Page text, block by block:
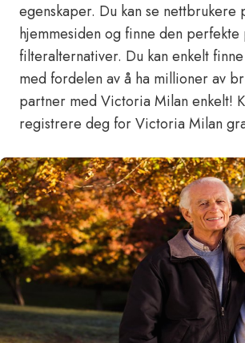
egenskaper. Du kan se nettbrukere
hjemmesiden og finne den
filteralternativer. Du kan enkelt
med fordelen av å ha millioner av
partner med Victoria Milan enkelt!
registrere deg for Victoria Milan